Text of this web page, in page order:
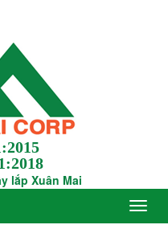
lắp Xuân Mai